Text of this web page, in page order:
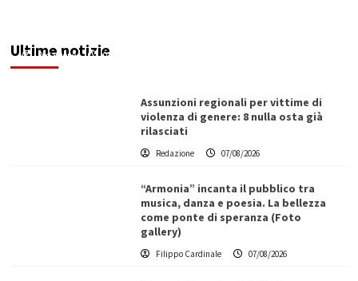
Ultime notizie
Redazione 07/08/2026
Assunzioni regionali per vittime di
violenza di genere: 8 nulla osta già
rilasciati
Redazione 07/08/2026
“Armonia” incanta il pubblico tra
musica, danza e poesia. La bellezza
come ponte di speranza (Foto
gallery)
Filippo Cardinale 07/08/2026